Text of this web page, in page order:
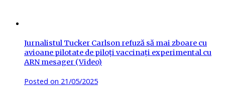
Jurnalistul Tucker Carlson refuză să mai zboare cu
avioane pilotate de piloți vaccinați experimental cu
ARN mesager (Video)
Posted on 21/05/2025